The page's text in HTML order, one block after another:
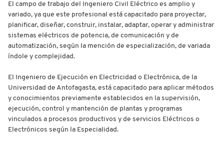
El campo de trabajo del Ingeniero Civil Eléctrico es amplio y
variado, ya que este profesional está capacitado para proyectar,
planificar, diseñar, construir, instalar, adaptar, operar y administrar
sistemas eléctricos de potencia, de comunicación y de
automatización, según la mención de especialización, de variada
índole y complejidad.
El Ingeniero de Ejecución en Electricidad o Electrónica, de la
Universidad de Antofagasta, está capacitado para aplicar métodos
y conocimientos previamente establecidos en la supervisión,
ejecución, control y mantención de plantas y programas
vinculados a procesos productivos y de servicios Eléctricos o
Electrónicos según la Especialidad.